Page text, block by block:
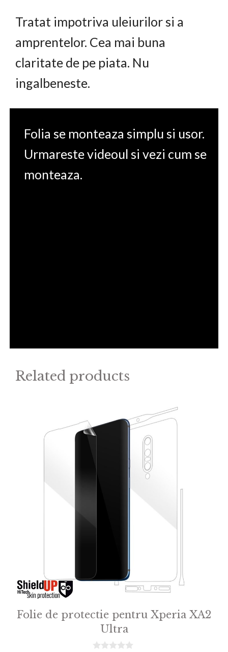
Tratat impotriva uleiurilor si a
amprentelor. Cea mai buna
claritate de pe piata. Nu
ingalbeneste.
Folia se monteaza simplu si usor.
Urmareste videoul si vezi cum se
monteaza.
Related products
Folie de protectie pentru Xperia XA2
Ultra